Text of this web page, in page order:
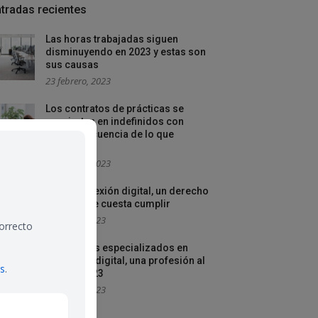
recientes
Las horas trabajadas siguen
disminuyendo en 2023 y estas son
sus causas
23 febrero, 2023
Los contratos de prácticas se
convierten en indefinidos con
mayor frecuencia de lo que
16 febrero, 2023
La desconexión digital, un derecho
laboral que cuesta cumplir
9 febrero, 2023
Autónomos especializados en
contenido digital, una profesión al
alza en 2023
3 febrero, 2023
.